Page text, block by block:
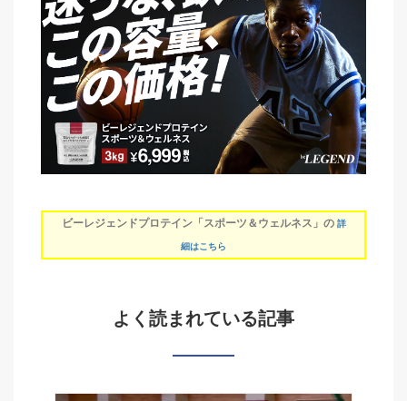
ビーレジェンドプロテイン「スポーツ＆ウェルネス」の 詳
細はこちら
よく読まれている記事